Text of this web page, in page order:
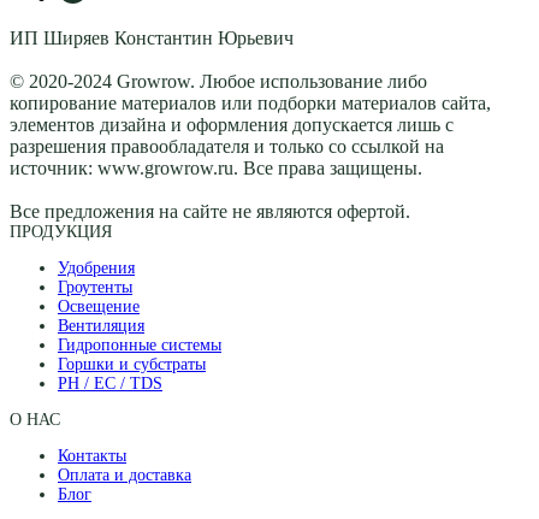
ИП Ширяев Константин Юрьевич
© 2020-2024 Growrow. Любое использование либо
копирование материалов или подборки материалов сайта,
элементов дизайна и оформления допускается лишь с
разрешения правообладателя и только со ссылкой на
источник: www.growrow.ru. Все права защищены.
Все предложения на сайте не являются офертой.
ПРОДУКЦИЯ
Удобрения
Гроутенты
Освещение
Вентиляция
Гидропонные системы
Горшки и субстраты
PH / EC / TDS
О НАС
Контакты
Оплата и доставка
Блог